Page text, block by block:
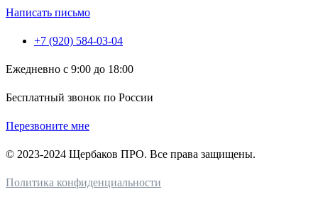
Написать письмо
+7 (920) 584-03-04
Ежедневно с 9:00 до 18:00
Бесплатный звонок по России
Перезвоните мне
© 2023-2024 Щербаков ПРО. Все права защищены.
Политика конфиденциальности